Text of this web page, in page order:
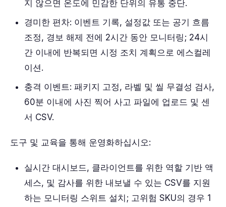
지 않으면 온도에 민감한 단위의 유통 중단.
경미한 편차: 이벤트 기록, 설정값 또는 공기 흐름
조정, 경보 해제 전에 2시간 동안 모니터링; 24시
간 이내에 반복되면 시정 조치 계획으로 에스컬레
이션.
충격 이벤트: 패키지 고정, 라벨 및 씰 무결성 검사,
60분 이내에 사진 찍어 사고 파일에 업로드 및 센
서 CSV.
도구 및 교육을 통해 운영화하십시오:
실시간 대시보드, 클라이언트를 위한 역할 기반 액
세스, 및 감사를 위한 내보낼 수 있는 CSV를 지원
하는 모니터링 스위트 설치; 고위험 SKU의 경우 1